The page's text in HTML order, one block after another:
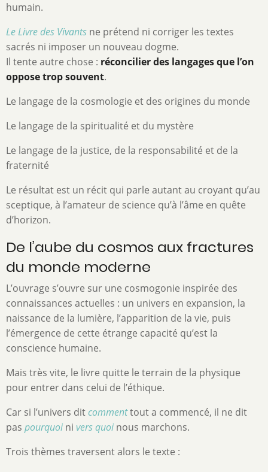
humain.
Le Livre des Vivants ne prétend ni corriger les textes
sacrés ni imposer un nouveau dogme.
Il tente autre chose : réconcilier des langages que l’on
oppose trop souvent.
Le langage de la cosmologie et des origines du monde
Le langage de la spiritualité et du mystère
Le langage de la justice, de la responsabilité et de la
fraternité
Le résultat est un récit qui parle autant au croyant qu’au
sceptique, à l’amateur de science qu’à l’âme en quête
d’horizon.
De l’aube du cosmos aux fractures
du monde moderne
L’ouvrage s’ouvre sur une cosmogonie inspirée des
connaissances actuelles : un univers en expansion, la
naissance de la lumière, l’apparition de la vie, puis
l’émergence de cette étrange capacité qu’est la
conscience humaine.
Mais très vite, le livre quitte le terrain de la physique
pour entrer dans celui de l’éthique.
Car si l’univers ditcommenttout a commencé, il ne dit
pas pourquoi ni vers quoi nous marchons.
Trois thèmes traversent alors le texte :